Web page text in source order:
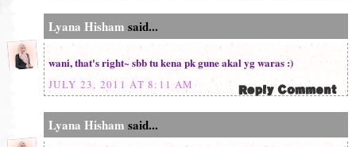
Lyana Hisham said...
wani, that's right~ sbb tu kena pk gune akal yg waras :)
JULY 23, 2011 AT 8:11 AM
Lyana Hisham said...